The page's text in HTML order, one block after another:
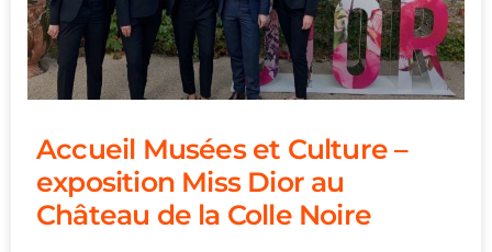
Accueil Musées et Culture –
exposition Miss Dior au
Château de la Colle Noire